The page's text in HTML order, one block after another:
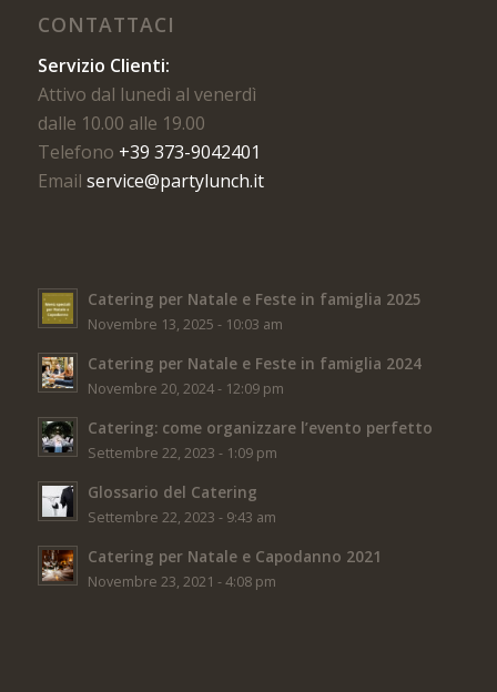
CONTATTACI
Servizio Clienti:
Attivo dal lunedì al venerdì
dalle 10.00 alle 19.00
Telefono +39 373-9042401
Email service@partylunch.it
Catering per Natale e Feste in famiglia 2025
Novembre 13, 2025 - 10:03 am
Catering per Natale e Feste in famiglia 2024
Novembre 20, 2024 - 12:09 pm
Catering: come organizzare l’evento perfetto
Settembre 22, 2023 - 1:09 pm
Glossario del Catering
Settembre 22, 2023 - 9:43 am
Catering per Natale e Capodanno 2021
Novembre 23, 2021 - 4:08 pm